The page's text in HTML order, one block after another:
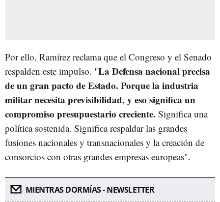
Por ello, Ramírez reclama que el Congreso y el Senado
respalden este impulso. "La Defensa nacional precisa
de un gran pacto de Estado. Porque la industria
militar necesita previsibilidad, y eso significa un
compromiso presupuestario creciente. Significa una
política sostenida. Significa respaldar las grandes
fusiones nacionales y transnacionales y la creación de
consorcios con otras grandes empresas europeas".
MIENTRAS DORMÍAS - NEWSLETTER